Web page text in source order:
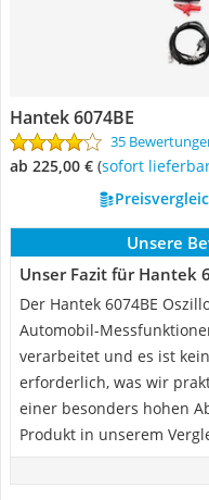
Hantek 6074BE
35
ab 225,00 € ( Sofort
Unsere
Unser Fazit für Hantek
Der Hantek 6074BE
Automobil-
verarbeitet und es ist
erforderlich, was wir
einer besonders hohen
Produkt in unserem